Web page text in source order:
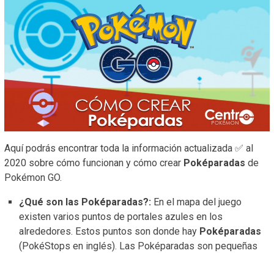
Aquí podrás encontrar toda la información actualizada ✅ al
2020 sobre cómo funcionan y cómo crear Poképaradas de
Pokémon GO.
¿Qué son las Poképaradas?: En el mapa del juego
existen varios puntos de portales azules en los
alrededores. Estos puntos son donde hay Poképaradas
(PokéStops en inglés). Las Poképaradas son pequeñas